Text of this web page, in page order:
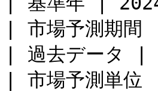
| 市場予測期
| 過去データ
| 市場予測単